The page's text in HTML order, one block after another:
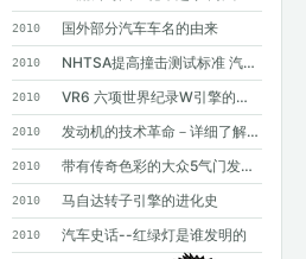
2010 国外部分汽车车名的由来
2010 NHTSA提高撞击测试标准 汽车安全要求进一步提高
2010 VR6 六项世界纪录W引擎的基础
2010 发动机的技术革命－详细了解GDI
2010 带有传奇色彩的大众5气门发动机
2010 马自达转子引擎的进化史
2010 汽车史话--红绿灯是谁发明的